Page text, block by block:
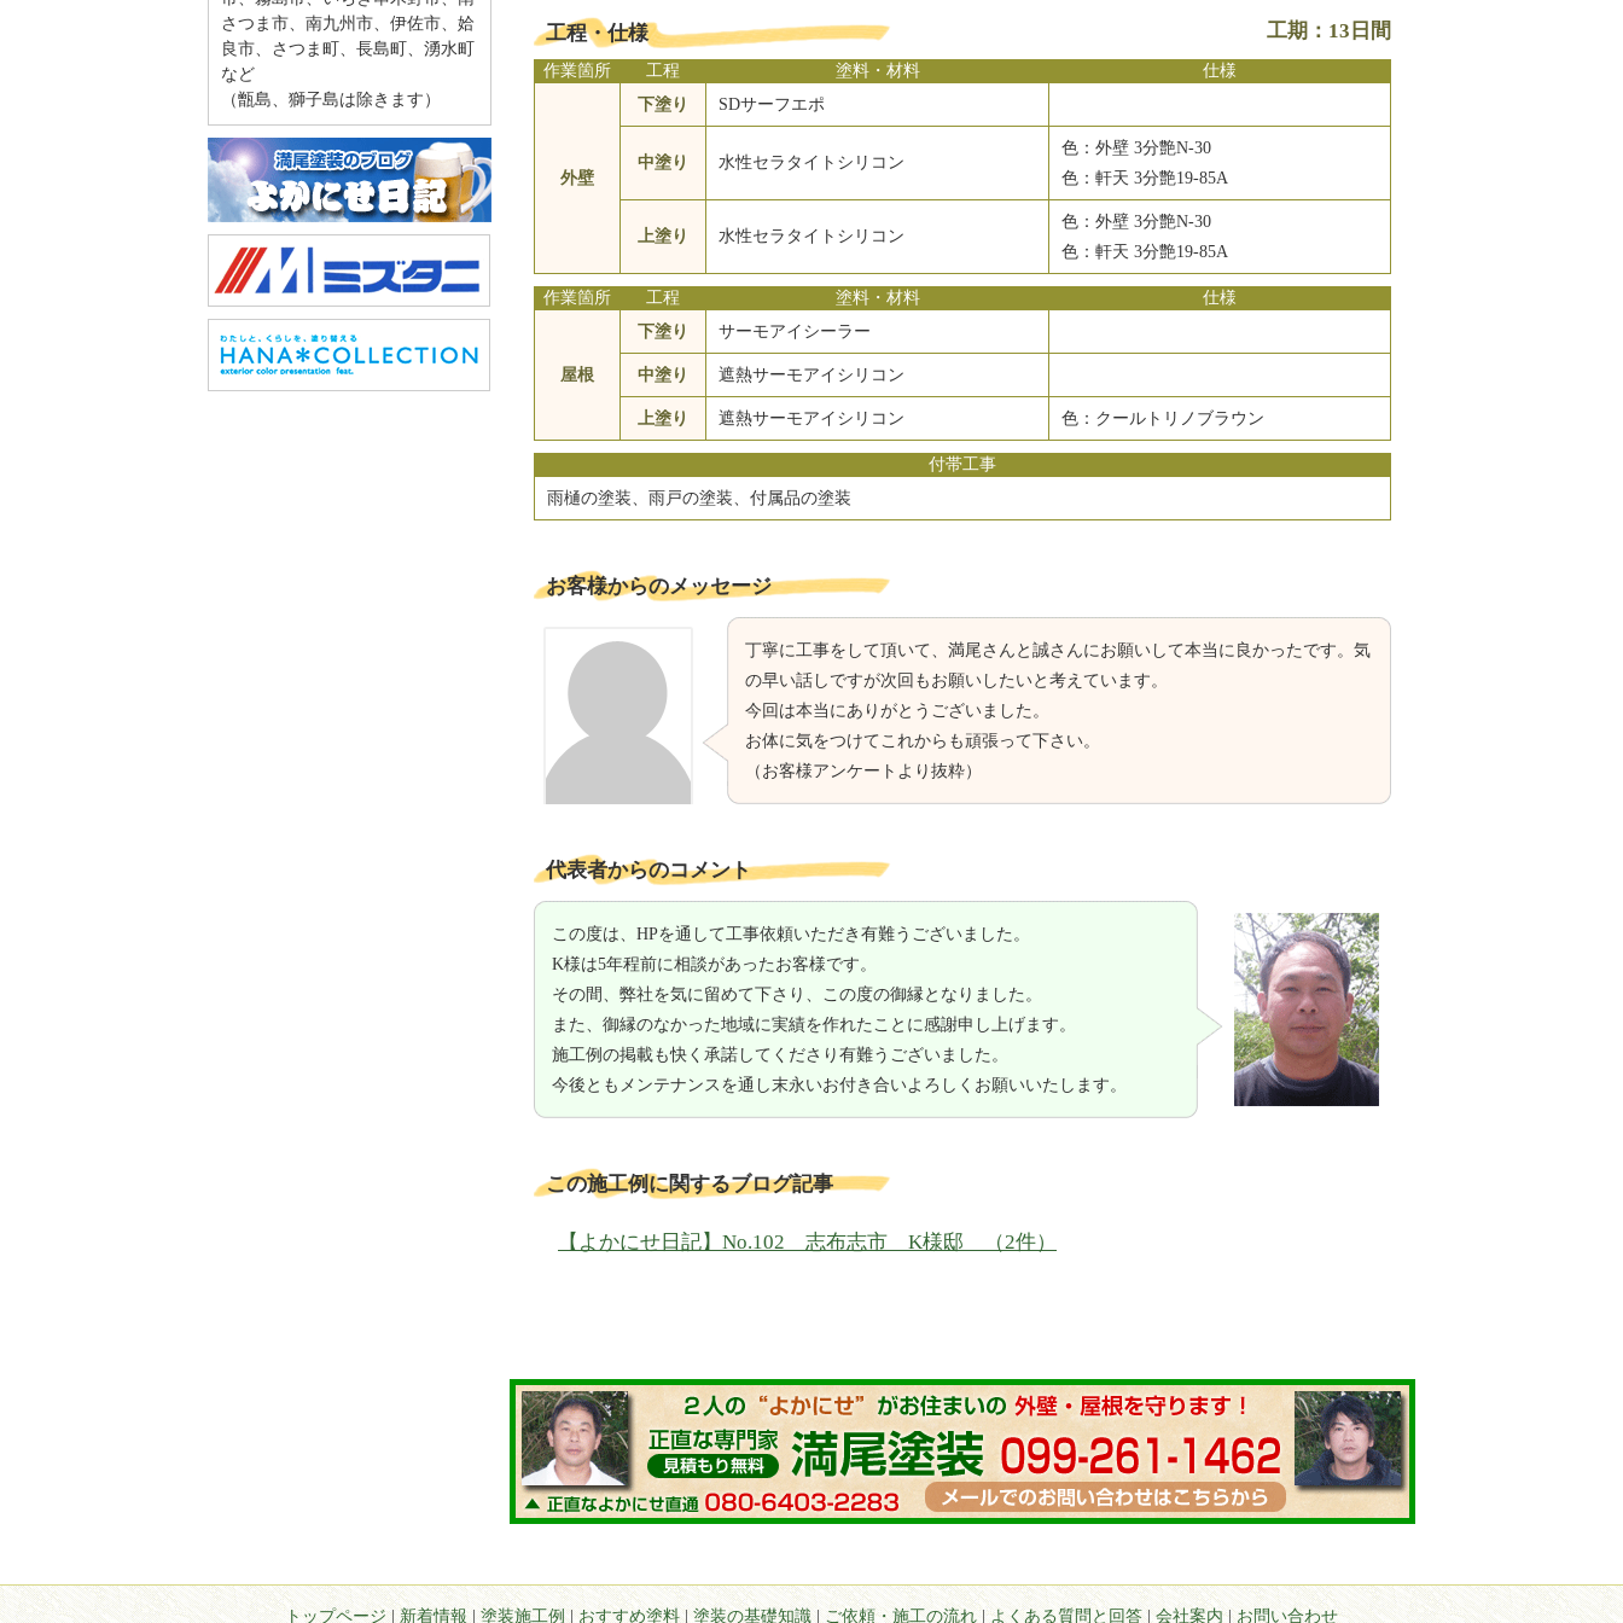
さつま市、南九州市、伊佐市、姶
良市、さつま町、長島町、湧水町
など
（甑島、獅子島は除きます）
工程・仕様 工期：13日間
作業箇所 工程 塗料・材料 仕様
外壁
下塗り SDサーフエポ
中塗り 水性セラタイトシリコン
色：外壁 3分艶N-30
色：軒天 3分艶19-85A
上塗り 水性セラタイトシリコン
色：外壁 3分艶N-30
色：軒天 3分艶19-85A
作業箇所 工程 塗料・材料 仕様
屋根
下塗り サーモアイシーラー
中塗り 遮熱サーモアイシリコン
上塗り 遮熱サーモアイシリコン 色：クールトリノブラウン
付帯工事
雨樋の塗装、雨戸の塗装、付属品の塗装
お客様からのメッセージ
丁寧に工事をして頂いて、満尾さんと誠さんにお願いして本当に良かったです。気
の早い話しですが次回もお願いしたいと考えています。
今回は本当にありがとうございました。
お体に気をつけてこれからも頑張って下さい。
（お客様アンケートより抜粋）
代表者からのコメント
この度は、HPを通して工事依頼いただき有難うございました。
K様は5年程前に相談があったお客様です。
その間、弊社を気に留めて下さり、この度の御縁となりました。
また、御縁のなかった地域に実績を作れたことに感謝申し上げます。
施工例の掲載も快く承諾してくださり有難うございました。
今後ともメンテナンスを通し末永いお付き合いよろしくお願いいたします。
この施工例に関するブログ記事
【よかにせ日記】No.102 志布志市 K様邸 （2件）
トップページ 新着情報 塗装施工例 おすすめ塗料 塗装の基礎知識 ご依頼・施工の流れ よくある質問と回答 会社案内 お問い合わせ